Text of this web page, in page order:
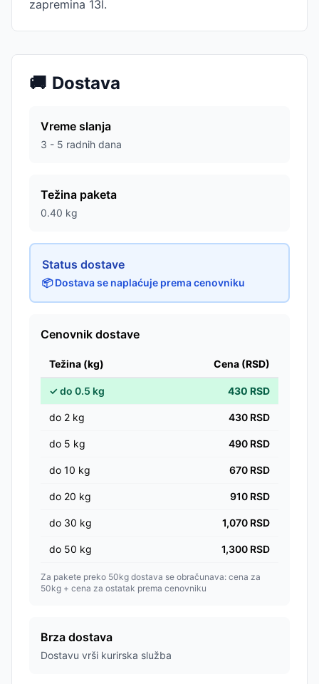
zapremina 13l.
🚚 Dostava
Vreme slanja
3 - 5 radnih dana
Težina paketa
0.40 kg
Status dostave
📦 Dostava se naplaćuje prema cenovniku
Cenovnik dostave
Težina (kg) Cena (RSD)
✓do 0.5 kg 430 RSD
do 2 kg 430 RSD
do 5 kg 490 RSD
do 10 kg 670 RSD
do 20 kg 910 RSD
do 30 kg 1,070 RSD
do 50 kg 1,300 RSD
Za pakete preko 50kg dostava se obračunava: cena za
50kg + cena za ostatak prema cenovniku
Brza dostava
Dostavu vrši kurirska služba